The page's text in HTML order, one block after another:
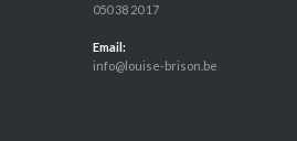
050 38 20 17
Email:
info@louise-brison.be